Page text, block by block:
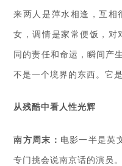
来两人是萍水相逢，互相
女，调情是家常便饭，对
同的责任和命运，瞬间产
不是一个境界的东西。它
从残酷中看人性光辉
南方周末： 电影一半是英
专门挑会说南京话的演员